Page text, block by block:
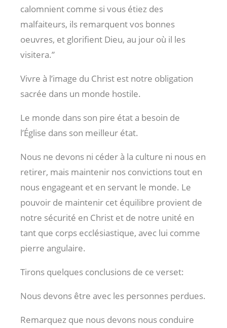
calomnient comme si vous étiez des
malfaiteurs, ils remarquent vos bonnes
oeuvres, et glorifient Dieu, au jour où il les
visitera.”
Vivre à l’image du Christ est notre obligation
sacrée dans un monde hostile.
Le monde dans son pire état a besoin de
l’Église dans son meilleur état.
Nous ne devons ni céder à la culture ni nous en
retirer, mais maintenir nos convictions tout en
nous engageant et en servant le monde. Le
pouvoir de maintenir cet équilibre provient de
notre sécurité en Christ et de notre unité en
tant que corps ecclésiastique, avec lui comme
pierre angulaire.
Tirons quelques conclusions de ce verset:
Nous devons être avec les personnes perdues.
Remarquez que nous devons nous conduire